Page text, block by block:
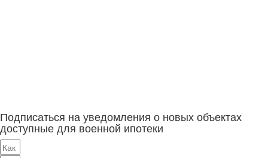
Подписаться на уведомления о новых объектах
доступные для военной ипотеки